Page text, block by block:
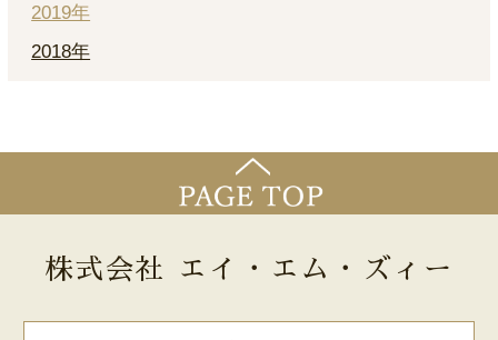
2019年
2018年
株式会社 エイ・エム・ズィー